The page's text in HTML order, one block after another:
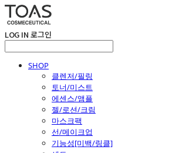
LOG IN 로그인
SHOP
클렌저/필링
토너/미스트
에센스/앰플
젤/로션/크림
마스크팩
선/메이크업
기능성[미백/링클]